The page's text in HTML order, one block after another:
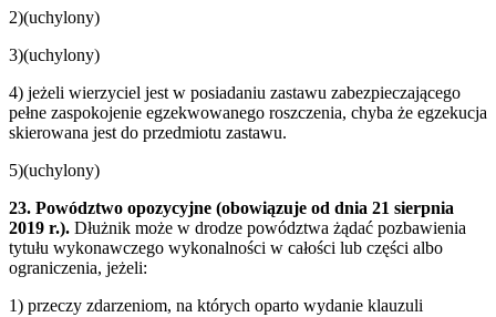
2)(uchylony)
3)(uchylony)
4) jeżeli wierzyciel jest w posiadaniu zastawu zabezpieczającego
pełne zaspokojenie egzekwowanego roszczenia, chyba że egzekucja
skierowana jest do przedmiotu zastawu.
5)(uchylony)
23. Powództwo opozycyjne (obowiązuje od dnia 21 sierpnia
2019 r.). Dłużnik może w drodze powództwa żądać pozbawienia
tytułu wykonawczego wykonalności w całości lub części albo
ograniczenia, jeżeli:
1) przeczy zdarzeniom, na których oparto wydanie klauzuli